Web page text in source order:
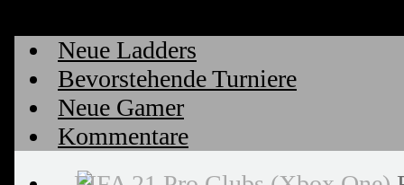
Neue Ladders
Bevorstehende Turniere
Neue Gamer
Kommentare